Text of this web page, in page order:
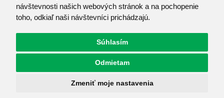
návštevnosti našich webových stránok a na pochopenie
toho, odkiaľ naši návštevníci prichádzajú.
Súhlasím
Odmietam
Zmeniť moje nastavenia
Mapa stránok
RSS
Centrum predvolieb cookies